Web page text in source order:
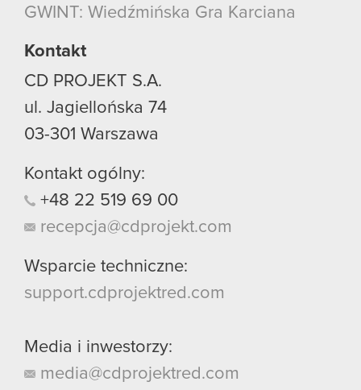
GWINT: Wiedźmińska Gra Karciana
Kontakt
CD PROJEKT S.A.
ul. Jagiellońska 74
03-301 Warszawa
Kontakt ogólny:
+48 22 519 69 00
recepcja@cdprojekt.com
Wsparcie techniczne:
support.cdprojektred.com
Media i inwestorzy:
media@cdprojektred.com